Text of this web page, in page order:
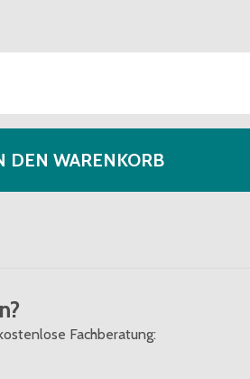
DEN WARENKORB
Fachberatung: